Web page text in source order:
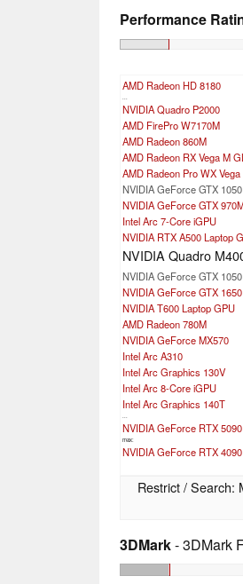
Performance
AMD Radeon HD 8180
NVIDIA Quadro P2000
AMD FirePro W7170M
AMD Radeon 860M
AMD Radeon RX Vega M
AMD Radeon Pro WX Vega
NVIDIA GeForce GTX
NVIDIA GeForce GTX
Intel Arc 7-Core iGPU
NVIDIA RTX A500 Laptop
NVIDIA Quadro
NVIDIA GeForce GTX
NVIDIA GeForce GTX
NVIDIA T600 Laptop GPU
AMD Radeon 780M
NVIDIA GeForce MX570
Intel Arc A310
Intel Arc Graphics 130V
Intel Arc 8-Core iGPU
Intel Arc Graphics 140T
NVIDIA GeForce RTX
max:
NVIDIA GeForce RTX 4090
Restrict / Search:
3DMark- 3DMark